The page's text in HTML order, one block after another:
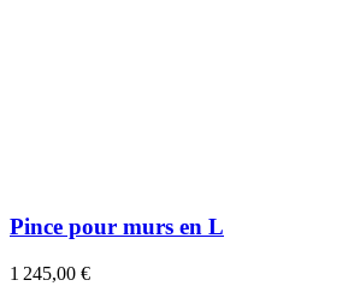
Pince pour murs en L
1 245,00 €